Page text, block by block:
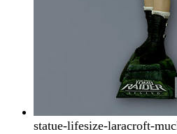
statue-lifesize-laracroft-